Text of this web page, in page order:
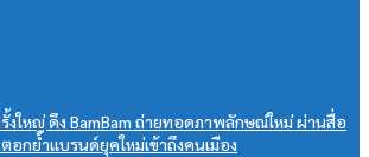
ใหญ่ ดึง BamBam ถ่ายทอดภาพลักษณ์ใหม่ ผ่านสื่อ
อกย้ำแบรนด์ยุคใหม่เข้าถึงคนเมือง